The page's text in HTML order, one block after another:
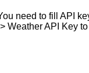
need to fill API
Weather API Key